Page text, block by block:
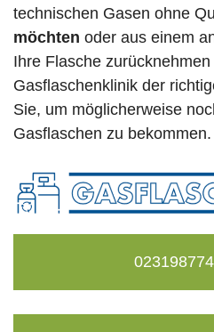
technischen Gasen ohne
möchten oder aus einem
Ihre Flasche
Gasflaschenklinik der
Sie, um möglicherweise
Gasflaschen zu bekommen.